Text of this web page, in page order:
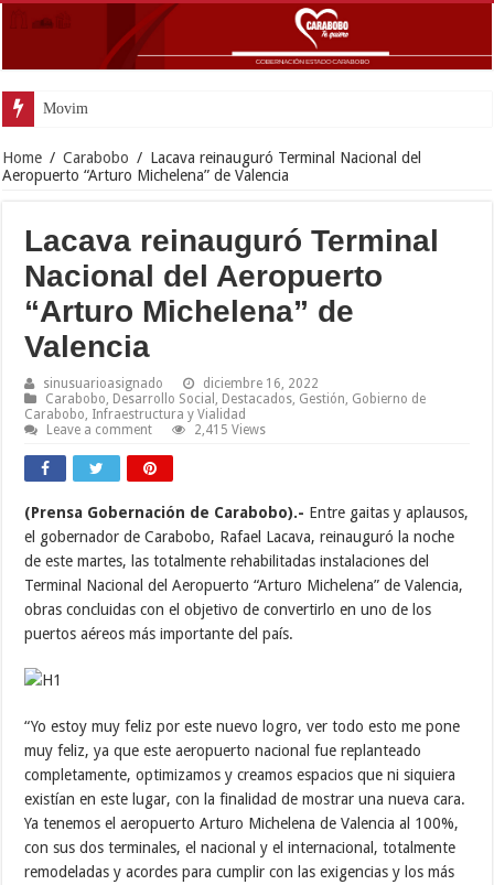
Movimiento Fortín 4F rind
Home / Carabobo / Lacava reinauguró Terminal Nacional del
Aeropuerto “Arturo Michelena” de Valencia
Lacava reinauguró Terminal
Nacional del Aeropuerto
“Arturo Michelena” de
Valencia
sinusuarioasignado
diciembre 16, 2022
Carabobo Desarrollo Social Destacados Gestión Gobierno de
Carabobo Infraestructura y Vialidad
Leave a comment
2,415 Views
(Prensa Gobernación de Carabobo).- Entre gaitas y aplausos,
el gobernador de Carabobo, Rafael Lacava, reinauguró la noche
de este martes, las totalmente rehabilitadas instalaciones del
Terminal Nacional del Aeropuerto “Arturo Michelena” de Valencia,
obras concluidas con el objetivo de convertirlo en uno de los
puertos aéreos más importante del país.
“Yo estoy muy feliz por este nuevo logro, ver todo esto me pone
muy feliz, ya que este aeropuerto nacional fue replanteado
completamente, optimizamos y creamos espacios que ni siquiera
existían en este lugar, con la finalidad de mostrar una nueva cara.
Ya tenemos el aeropuerto Arturo Michelena de Valencia al 100%,
con sus dos terminales, el nacional y el internacional, totalmente
remodeladas y acordes para cumplir con las exigencias y los más